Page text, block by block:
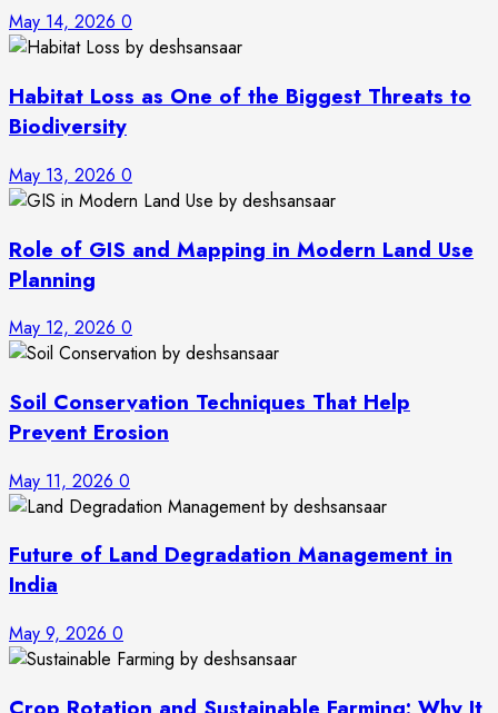
May 14, 2026 0
Habitat Loss as One of the Biggest Threats to
Biodiversity
May 13, 2026 0
Role of GIS and Mapping in Modern Land Use
Planning
May 12, 2026 0
Soil Conservation Techniques That Help
Prevent Erosion
May 11, 2026 0
Future of Land Degradation Management in
India
May 9, 2026 0